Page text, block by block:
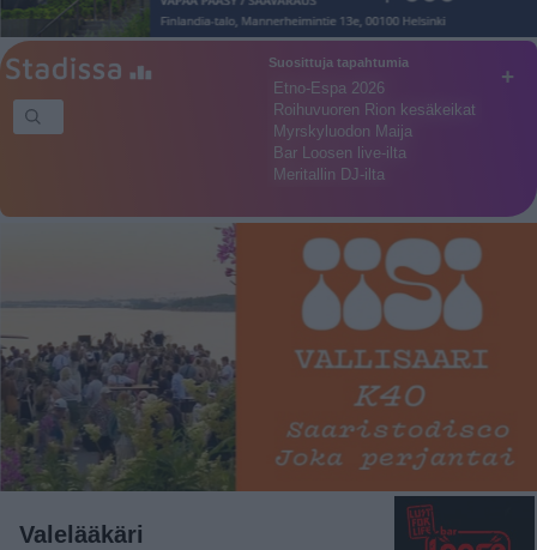
+
Suosittuja tapahtumia
Etno-Espa 2026
Roihuvuoren Rion kesäkeikat
Myrskyluodon Maija
Bar Loosen live-ilta
Meritallin DJ-ilta
Valelääkäri